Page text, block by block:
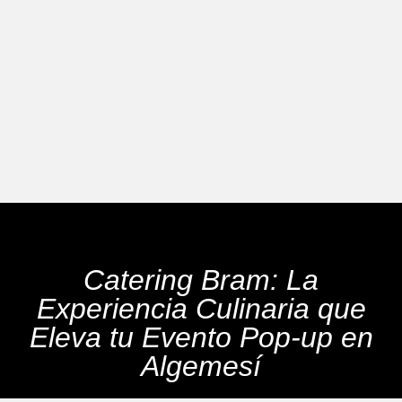
Catering Bram: La
Experiencia Culinaria que
Eleva tu Evento Pop-up en
Algemesí